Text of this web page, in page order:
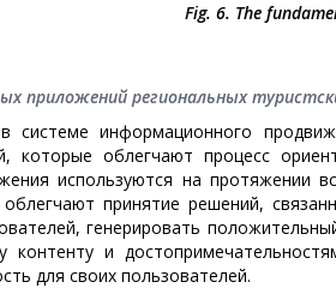
Fig. 6. The
приложений региональных
системе информационного
которые облегчают процесс
используются на протяжении
принятие решений,
генерировать
контенту и
для своих пользователей.